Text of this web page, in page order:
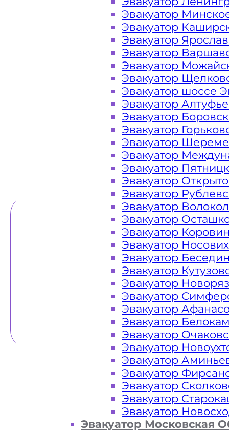
Закажите услугу "эвакуатор
сайте компании «МОБИ»
Вам необходимы услуги
недорого? Эвакуаторы «МОБИ»
в районе метро Перово 24 часа в
оказать помощь на дороге в
WHATSAPP
Эвакуатор
Эвакуатор
Эвакуатор
Эвакуатор
Эвакуатор
Эвакуатор
Эвакуатор шоссе
Эвакуатор
Эвакуатор
Эвакуатор
Эвакуатор
Эвакуатор
Эвакуатор
Эвакуатор
Эвакуатор
Эвакуатор
Эвакуатор
Эвакуатор
Эвакуатор
Эвакуатор
Эвакуатор
Эвакуатор
Эвакуатор
Эвакуатор
Эвакуатор
Эвакуатор
Эвакуатор
Эвакуатор
Эвакуатор
Эвакуатор
Эвакуатор
Эвакуатор
Эвакуатор Московская